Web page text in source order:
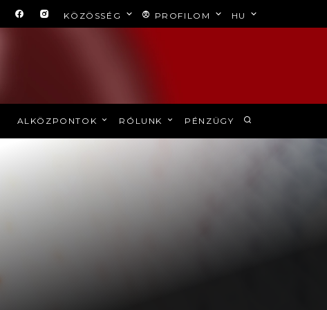
KÖZÖSSÉG PROFILOM HU
ALKÖZPONTOK RÓLUNK PÉNZÜGY